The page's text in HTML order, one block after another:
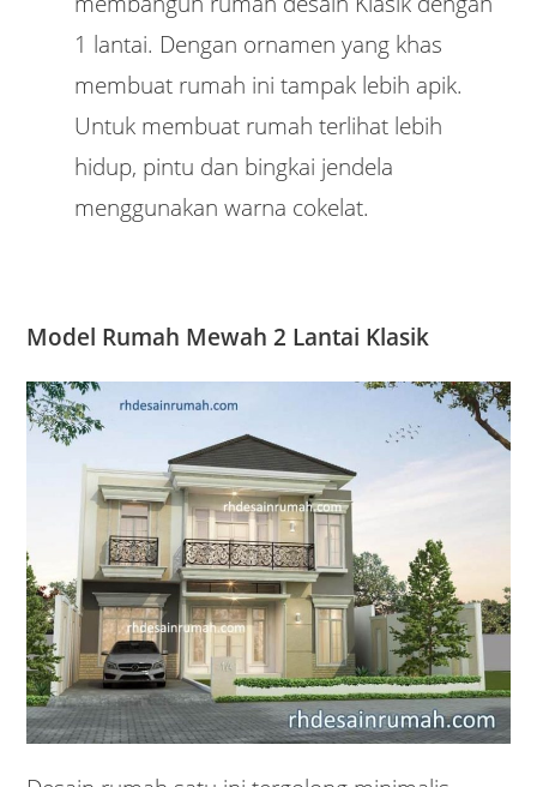
1 lantai. Dengan ornamen yang khas
membuat rumah ini tampak lebih apik.
Untuk membuat rumah terlihat lebih
hidup, pintu dan bingkai jendela
menggunakan warna cokelat.
Model Rumah Mewah 2 Lantai Klasik